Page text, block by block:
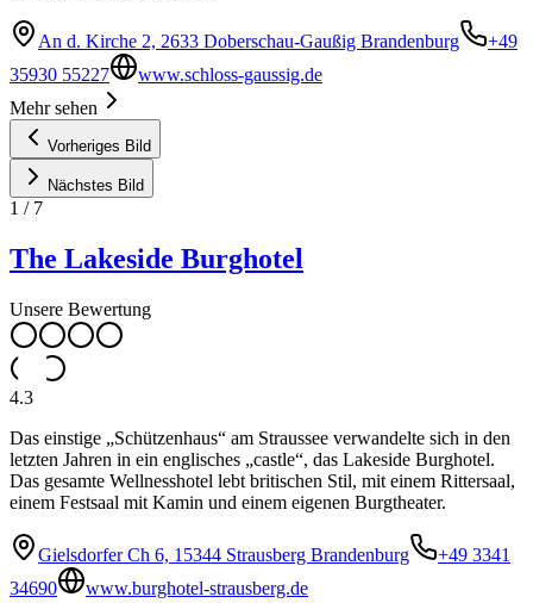
An d. Kirche 2, 2633 Doberschau-Gaußig Brandenburg
+49
35930 55227
www.schloss-gaussig.de
Mehr sehen
Vorheriges Bild
Nächstes Bild
1 / 7
The Lakeside Burghotel
Unsere Bewertung
4.3
Das einstige „Schützenhaus“ am Straussee verwandelte sich in den
letzten Jahren in ein englisches „castle“, das Lakeside Burghotel.
Das gesamte Wellnesshotel lebt britischen Stil, mit einem Rittersaal,
einem Festsaal mit Kamin und einem eigenen Burgtheater.
Gielsdorfer Ch 6, 15344 Strausberg Brandenburg
+49 3341
34690
www.burghotel-strausberg.de